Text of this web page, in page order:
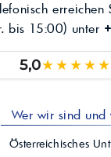
bis 15:00) unter
5,0★★★★★
Wer wir sind
Österreichisches